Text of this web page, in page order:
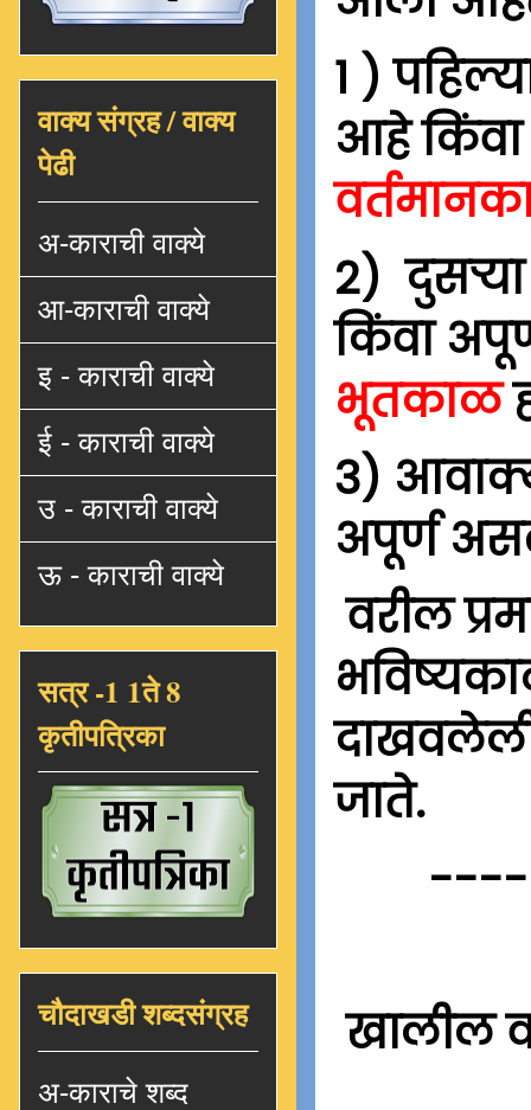
1 )
आहे
2)
किंवा
भूतकाळ
3)
अपूर्ण
वरील
जाते.
खालील
वाक्य संग्रह / वाक्य
पेढी
अ-काराची वाक्ये
आ-काराची वाक्ये
इ - काराची वाक्ये
ई - काराची वाक्ये
उ - काराची वाक्ये
ऊ - काराची वाक्ये
सत्र -1 1ते 8
कृतीपत्रिका
चौदाखडी शब्दसंग्रह
अ-काराचे शब्द